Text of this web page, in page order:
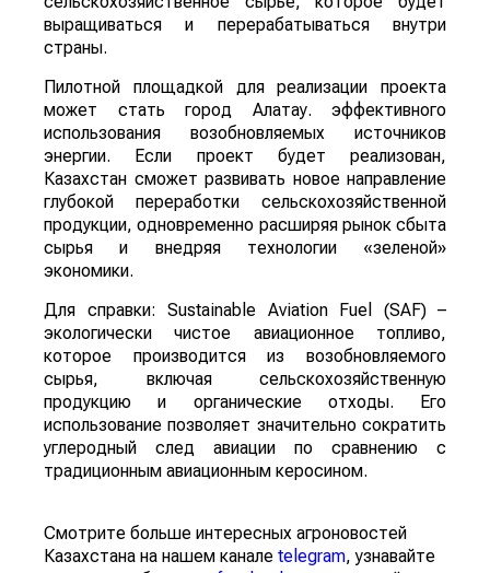
выращиваться и перерабатываться внутри
страны.
Пилотной площадкой для реализации проекта
может стать город Алатау. эффективного
использования возобновляемых источников
энергии. Если проект будет реализован,
Казахстан сможет развивать новое направление
глубокой переработки сельскохозяйственной
продукции, одновременно расширяя рынок сбыта
сырья и внедряя технологии «зеленой»
экономики.
Для справки: Sustainable Aviation Fuel (SAF) –
экологически чистое авиационное топливо,
которое производится из возобновляемого
сырья, включая сельскохозяйственную
продукцию и органические отходы. Его
использование позволяет значительно сократить
углеродный след авиации по сравнению с
традиционным авиационным керосином.
Смотрите больше интересных агроновостей
Казахстана на нашем канале telegram, узнавайте